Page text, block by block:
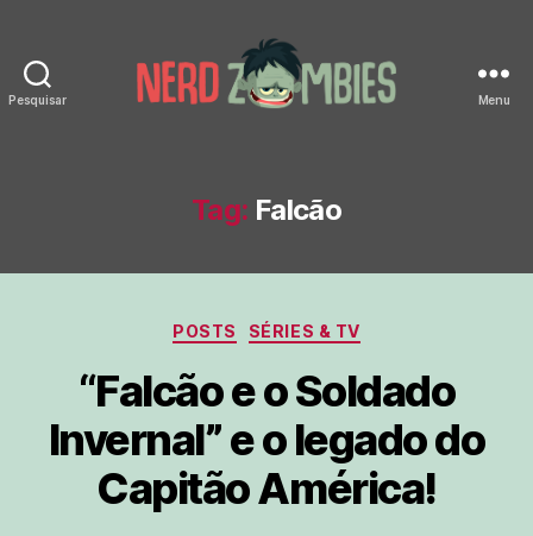
Pesquisar Menu
Tag: Falcão
Categorias
POSTS SÉRIES & TV
“Falcão e o Soldado
Invernal” e o legado do
Capitão América!